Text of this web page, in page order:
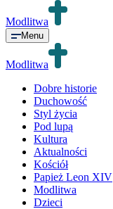
Modlitwa
Menu
Modlitwa
Dobre historie
Duchowość
Styl życia
Pod lupą
Kultura
Aktualności
Kościół
Papież Leon XIV
Modlitwa
Dzieci